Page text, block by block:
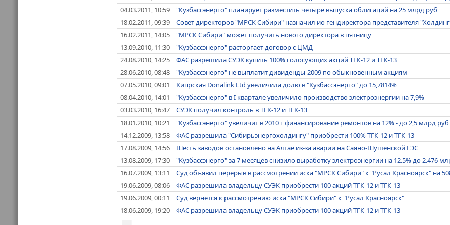
04.03.2011, 10:59
"Кузбассэнерго" планирует разместить четыре выпуска облигаций на 25 млрд руб
18.02.2011, 09:39
Совет директоров "МРСК Сибири" назначил ио гендиректора представителя
16.02.2011, 14:05
"МРСК Сибири" может получить нового директора в пятницу
13.09.2010, 11:30
"Кузбассэнерго" расторгает договор с ЦМД
24.08.2010, 14:25
ФАС разрешила СУЭК купить 100% голосующих акций ТГК-12 и ТГК-13
28.06.2010, 08:48
"Кузбассэнерго" не выплатит дивиденды-2009 по обыкновенным акциям
07.05.2010, 09:01
Кипрская Donalink Ltd увеличила долю в "Кузбассэнерго" до 15,7814%
08.04.2010, 14:01
"Кузбассэнерго" в I квартале увеличило производство электроэнергии на 7,9%
03.03.2010, 16:47
СУЭК получил контроль в ТГК-12 и ТГК-13
18.01.2010, 10:21
"Кузбассэнерго" увеличит в 2010 г финансирование ремонтов на 12% - до 2,5 млрд руб
14.12.2009, 13:58
ФАС разрешила "Сибирьэнергохолдингу" приобрести 100% ТГК-12 и ТГК-13
17.08.2009, 14:56
Шесть заводов остановлено на Алтае из-за аварии на Саяно-Шушенской ГЭС
13.08.2009, 17:30
"Кузбассэнерго" за 7 месяцев снизило выработку электроэнергии на 12.5% до 2.476
16.07.2009, 13:11
Суд объявил перерыв в рассмотрении иска "МРСК Сибири" к "Русал Красноярск" на
19.06.2009, 08:06
ФАС разрешила владельцу СУЭК приобрести 100 акций ТГК-12 и ТГК-13
19.06.2009, 00:11
Суд вернется к рассмотрению иска "МРСК Сибири" к "Русал Красноярск"
18.06.2009, 19:20
ФАС разрешила владельцу СУЭК приобрести 100 акций ТГК-12 и ТГК-13